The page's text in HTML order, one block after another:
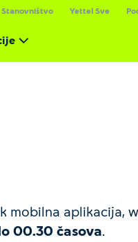
Stanovništvo Yettel Sve
mobilna aplikacija,
00.30 časova.